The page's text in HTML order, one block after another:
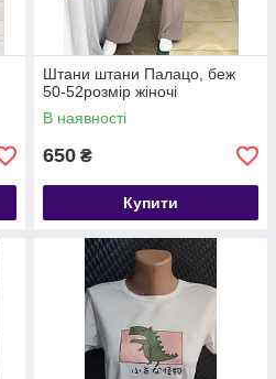
Штани штани Палацо, беж
50-52розмір жіночі
В наявності
650 ₴
Купити